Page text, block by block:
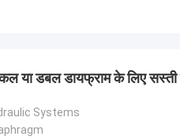
या डबल डायफ्राम के लिए सस्ती
Systems